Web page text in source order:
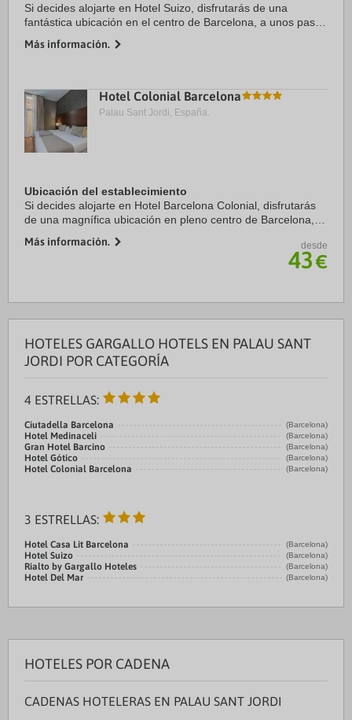
Si decides alojarte en Hotel Suizo, disfrutarás de una
fantástica ubicación en el centro de Barcelona, a unos pasos
Además, este hotel se ...
Más información.
Hotel Colonial Barcelona
Palau Sant Jordi, España.
Ubicación del establecimiento
Si decides alojarte en Hotel Barcelona Colonial, disfrutarás
de una magnífica ubicación en pleno centro de Barcelona, a
de Barcelona. Además, este ...
Más información. desde
43€
HOTELES GARGALLO HOTELS EN PALAU SANT
JORDI POR CATEGORÍA
4 ESTRELLAS:
Ciutadella Barcelona (Barcelona)
Hotel Medinaceli (Barcelona)
Gran Hotel Barcino (Barcelona)
Hotel Gótico (Barcelona)
Hotel Colonial Barcelona (Barcelona)
3 ESTRELLAS:
Hotel Casa Lit Barcelona (Barcelona)
Hotel Suizo (Barcelona)
Rialto by Gargallo Hoteles (Barcelona)
Hotel Del Mar (Barcelona)
HOTELES POR CADENA
CADENAS HOTELERAS EN PALAU SANT JORDI